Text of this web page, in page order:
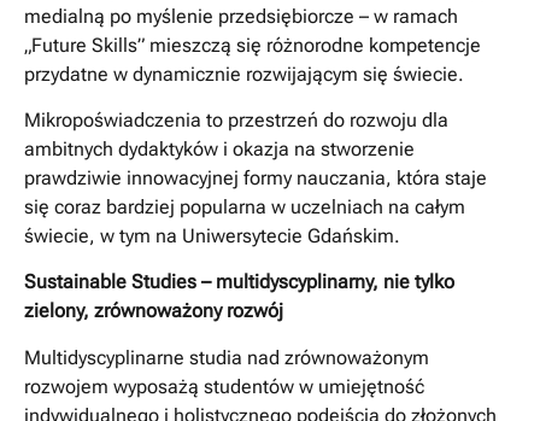
medialną po myślenie przedsiębiorcze – w ramach
„Future Skills” mieszczą się różnorodne kompetencje
przydatne w dynamicznie rozwijającym się świecie.
Mikropoświadczenia to przestrzeń do rozwoju dla
ambitnych dydaktyków i okazja na stworzenie
prawdziwie innowacyjnej formy nauczania, która staje
się coraz bardziej popularna w uczelniach na całym
świecie, w tym na Uniwersytecie Gdańskim.
Sustainable Studies – multidyscyplinarny, nie tylko
zielony, zrównoważony rozwój
Multidyscyplinarne studia nad zrównoważonym
rozwojem wyposażą studentów w umiejętność
indywidualnego i holistycznego podejścia do złożonych